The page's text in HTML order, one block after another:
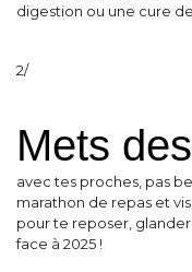
digestion ou une cure
2/
Mets
avec tes proches, pas
marathon de repas et
pour te reposer,
face à 2025 !